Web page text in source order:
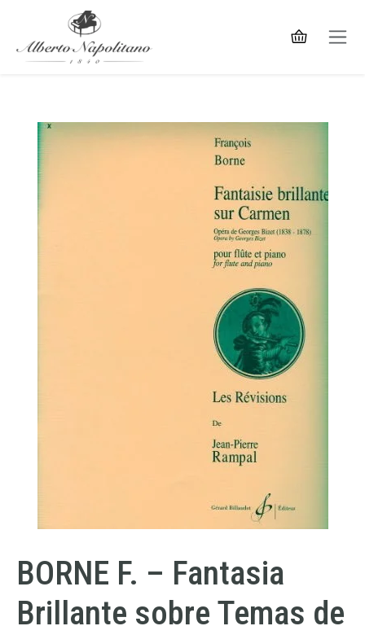
BORNE F. – Fantasia
Brillante sobre Temas de